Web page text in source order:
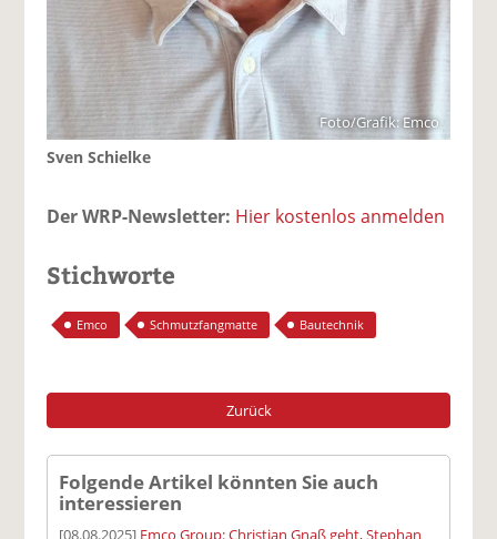
Foto/Grafik: Emco
Sven Schielke
Der WRP-Newsletter: Hier kostenlos anmelden
Stichworte
Emco Schmutzfangmatte Bautechnik
Zurück
Folgende Artikel könnten Sie auch
interessieren
[08.08.2025] Emco Group: Christian Gnaß geht, Stephan